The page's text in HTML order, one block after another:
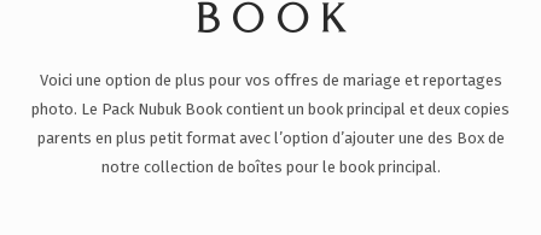
SERVICES 🟠
BLOG
BOOK
Voici une option de plus pour vos offres de mariage et reportages
photo. Le Pack Nubuk Book contient un book principal et deux copies
parents en plus petit format avec l’option d’ajouter une des Box de
notre collection de boîtes pour le book principal.